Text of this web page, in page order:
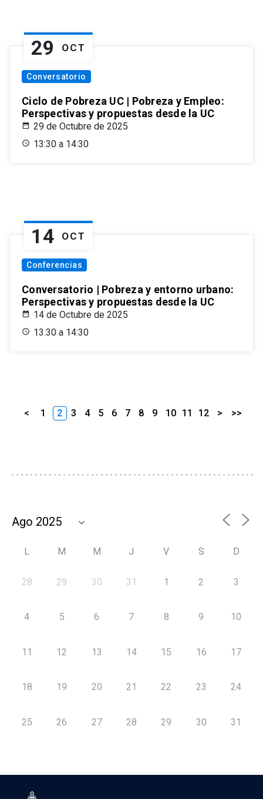
29 OCT
Conversatorio
Ciclo de Pobreza UC | Pobreza y Empleo:
Perspectivas y propuestas desde la UC
29 de Octubre de 2025
13:30 a 14:30
14 OCT
Conferencias
Conversatorio | Pobreza y entorno urbano:
Perspectivas y propuestas desde la UC
14 de Octubre de 2025
13:30 a 14:30
< 1 2 3 4 5 6 7 8 9 10 11 12 > >>
L M M J V S D
28 29 30 31 1 2 3
4 5 6 7 8 9 10
11 12 13 14 15 16 17
18 19 20 21 22 23 24
25 26 27 28 29 30 31